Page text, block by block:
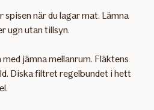
när du lagar mat. Lämna
ugn utan tillsyn.
jämna mellanrum. Fläktens
Diska filtret regelbundet i hett